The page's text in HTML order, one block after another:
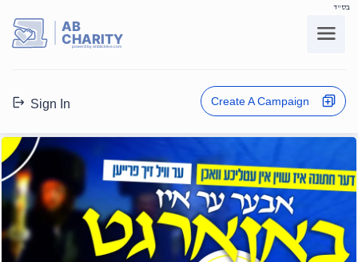
בס"ד
AB
CHARITY
powerd by ahblicklive.com
Sign In Create A Campaign